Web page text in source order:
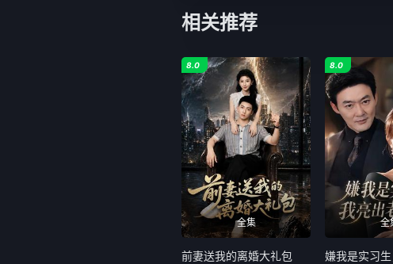
相关推荐
全集
8.0
前妻送我的离婚大礼包
全
8.0